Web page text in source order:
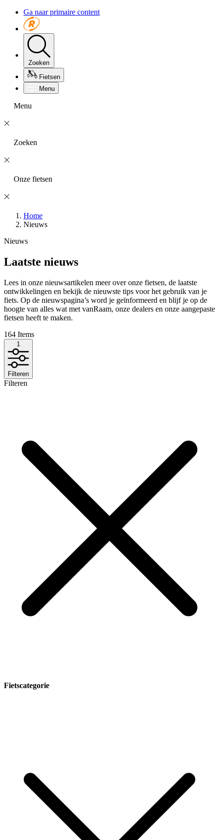
Ga naar primaire content
Zoeken
Fietsen
Menu
Menu
Zoeken
Onze fietsen
Home
Nieuws
Nieuws
Laatste nieuws
Lees in onze nieuwsartikelen meer over onze fietsen, de laatste
ontwikkelingen en bekijk de nieuwste tips voor het gebruik van je
fiets. Op de nieuwspagina’s word je geïnformeerd en blijf je op de
hoogte van alles wat met vanRaam, onze dealers en onze aangepaste
fietsen heeft te maken.
164 Items
1
Filteren
Filteren
Fietscategorie